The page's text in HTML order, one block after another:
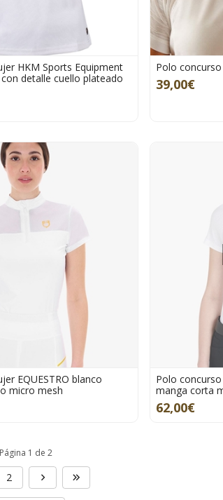
HKM Sports Equipment
detalle cuello plateado
Polo
39,00€
EQUESTRO blanco
micro mesh
Polo
manga corta
62,00€
Página 1 de 2
2